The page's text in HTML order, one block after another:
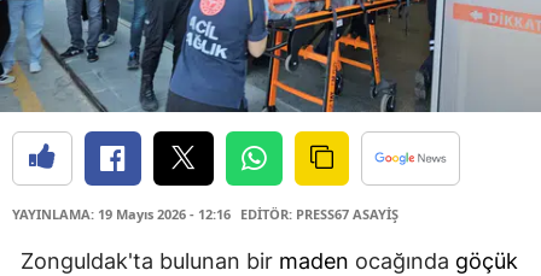
YAYINLAMA: 19 Mayıs 2026 - 12:16 EDİTÖR: PRESS67 ASAYİŞ
Zonguldak'ta bulunan bir maden ocağında göçük